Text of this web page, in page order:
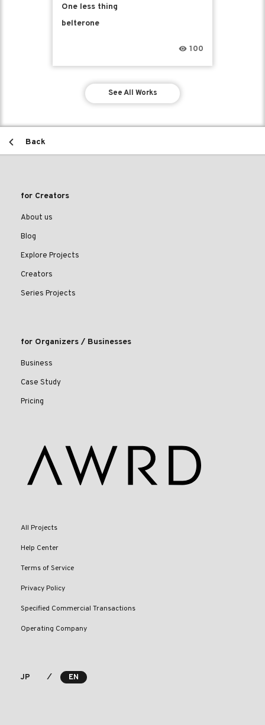
One less thing
belterone
100
See All Works
Back
for Creators
About us
Blog
Explore Projects
Creators
Series Projects
for Organizers / Businesses
Business
Case Study
Pricing
All Projects
Help Center
Terms of Service
Privacy Policy
Specified Commercial Transactions
Operating Company
JP ⁄ EN